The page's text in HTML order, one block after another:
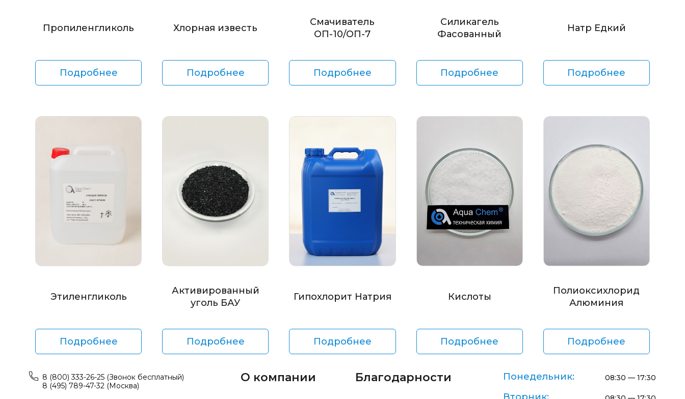
Пропиленгликоль
Подробнее
Хлорная известь
Подробнее
Смачиватель
ОП-10/ОП-7
Подробнее
Силикагель
Фасованный
Подробнее
Натр Едкий
Подробнее
Этиленгликоль
Подробнее
Активированный
уголь БАУ
Подробнее
Гипохлорит Натрия
Подробнее
Кислоты
Подробнее
Полиоксихлорид
Алюминия
Подробнее
8 (800) 333-26-25 (Звонок бесплатный)
8 (495) 789-47-32 (Москва)
О компании Благодарности Понедельник: 08:30 — 17:30